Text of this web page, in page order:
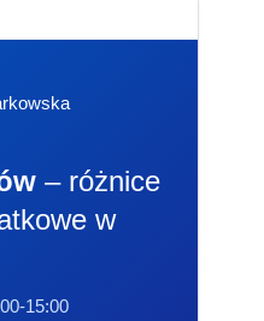
– różnice
w
15:00